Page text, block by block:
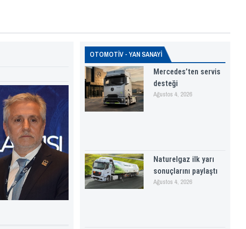
OTOMOTİV - YAN SANAYİ
Mercedes’ten servis
desteği
Ağustos 4, 2026
Naturelgaz ilk yarı
sonuçlarını paylaştı
Ağustos 4, 2026